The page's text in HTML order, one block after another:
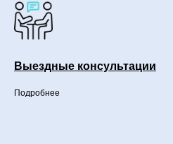
Выездные консультации
Подробнее